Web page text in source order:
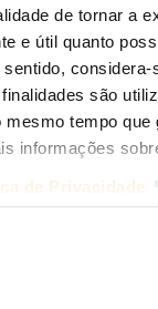
de tornar a
e útil quanto
são
tempo
informações
de Privacidade